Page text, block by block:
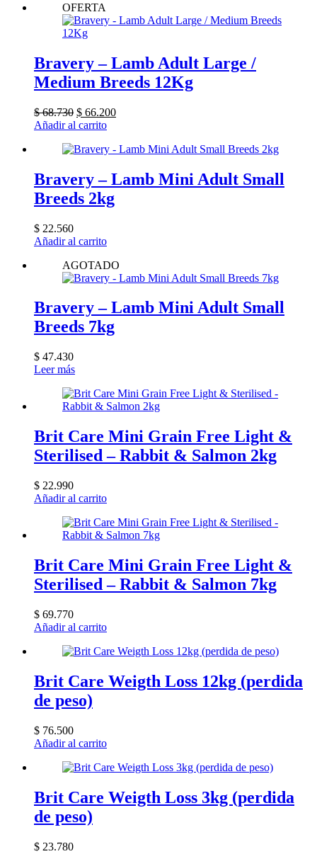
OFERTA
Bravery – Lamb Adult Large /
Medium Breeds 12Kg
$68.730 El
precio
era:
$ 66.200El
es:
Añadir al carrito
Bravery – Lamb Mini Adult Small
Breeds 2kg
$ 22.560
Añadir al carrito
AGOTADO
Bravery – Lamb Mini Adult Small
Breeds 7kg
$ 47.430
Leer más
Brit Care Mini Grain Free Light &
Sterilised – Rabbit & Salmon 2kg
$ 22.990
Añadir al carrito
Brit Care Mini Grain Free Light &
Sterilised – Rabbit & Salmon 7kg
$ 69.770
Añadir al carrito
Brit Care Weigth Loss 12kg (perdida
de peso)
$ 76.500
Añadir al carrito
Brit Care Weigth Loss 3kg (perdida
de peso)
$ 23.780